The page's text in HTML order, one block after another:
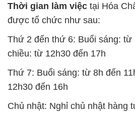
Thời gian làm việc tại Hóa
được tổ chức như sau:
Thứ 2 đến thứ 6: Buổi sáng: từ
chiều: từ 12h30 đến 17h
Thứ 7: Buổi sáng: từ 8h đến
12h30 đến 16h
Chủ nhật: Nghỉ chủ nhật hàng